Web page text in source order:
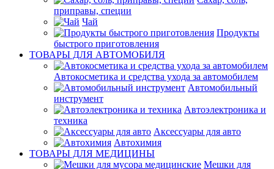
приправы, специи
Чай
Продукты
быстрого приготовления
ТОВАРЫ ДЛЯ АВТОМОБИЛЯ
Автокосметика и средства ухода за автомобилем
Автомобильный
инструмент
Автоэлектроника и
техника
Аксессуары для авто
Автохимия
ТОВАРЫ ДЛЯ МЕДИЦИНЫ
Мешки для